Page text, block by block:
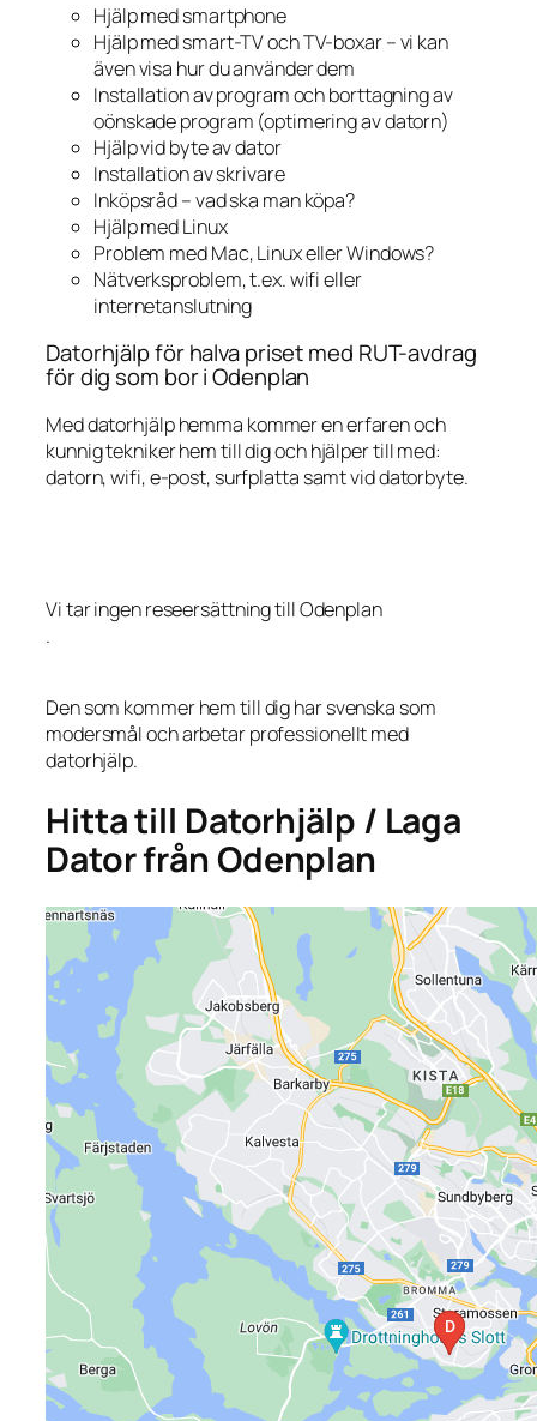
Hjälp med smartphone
Hjälp med smart-TV och TV-boxar – vi kan
även visa hur du använder dem
Installation av program och borttagning av
oönskade program (optimering av datorn)
Hjälp vid byte av dator
Installation av skrivare
Inköpsråd – vad ska man köpa?
Hjälp med Linux
Problem med Mac, Linux eller Windows?
Nätverksproblem, t.ex. wifi eller
internetanslutning
Datorhjälp för halva priset med RUT-avdrag
för dig som bor i Odenplan
Med datorhjälp hemma kommer en erfaren och
kunnig tekniker hem till dig och hjälper till med:
datorn, wifi, e-post, surfplatta samt vid datorbyte.
Vi tar ingen reseersättning till Odenplan
.
Den som kommer hem till dig har svenska som
modersmål och arbetar professionellt med
datorhjälp.
Hitta till Datorhjälp / Laga
Dator från Odenplan